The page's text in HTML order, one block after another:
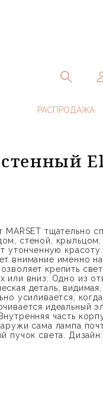
тщательно
стеной,
утонченную
внимание именно
крепить
или вниз. Одно из
деталь, видимая,
усиливается,
идеальный
часть
сама лампа
пучок света.